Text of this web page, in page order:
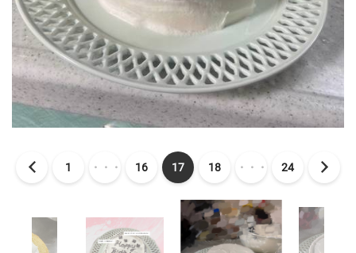
1 ・・・ 16 17 18 ・・・ 24